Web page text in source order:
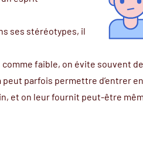
ses stéréotypes, il
comme faible, on évite souvent
parfois permettre d’entrer en
et on leur fournit peut-être